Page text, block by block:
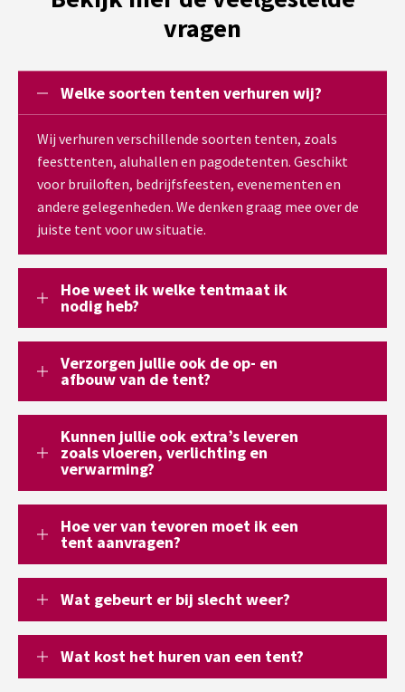
vragen
Welke soorten tenten verhuren wij?
Wij verhuren verschillende soorten tenten, zoals
feesttenten, aluhallen en pagodetenten. Geschikt
voor bruiloften, bedrijfsfeesten, evenementen en
andere gelegenheden. We denken graag mee over de
juiste tent voor uw situatie.
Hoe weet ik welke tentmaat ik
nodig heb?
Verzorgen jullie ook de op- en
afbouw van de tent?
Kunnen jullie ook extra’s leveren
zoals vloeren, verlichting en
verwarming?
Hoe ver van tevoren moet ik een
tent aanvragen?
Wat gebeurt er bij slecht weer?
Wat kost het huren van een tent?